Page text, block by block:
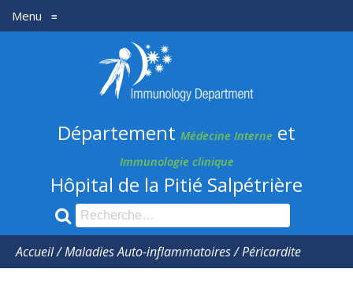
Département
médecine
Interne
et
Immunologie
clinique
Département Médecine Interne et
Immunologie clinique
Hôpital de la Pitié Salpétrière
Recherche
pour
:
Menu ≡
Accueil/Maladies Auto-inflammatoires/Péricardite